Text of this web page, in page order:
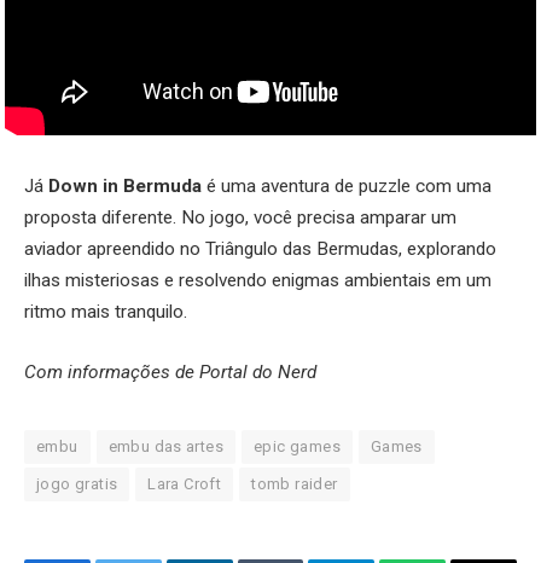
Já Down in Bermuda é uma aventura de puzzle com uma
proposta diferente. No jogo, você precisa amparar um
aviador apreendido no Triângulo das Bermudas, explorando
ilhas misteriosas e resolvendo enigmas ambientais em um
ritmo mais tranquilo.
Com informações de Portal do Nerd
embu embu das artes epic games Games
jogo gratis Lara Croft tomb raider